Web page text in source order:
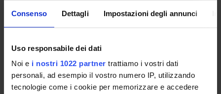
Consenso Dettagli Impostazioni degli annunci
Uso responsabile dei dati
Noi e i nostri 1022 partner trattiamo i vostri dati
personali, ad esempio il vostro numero IP, utilizzando
tecnologie come i cookie per memorizzare e accedere
Degree Programme
Notices
Governing bodies
Rete formativa